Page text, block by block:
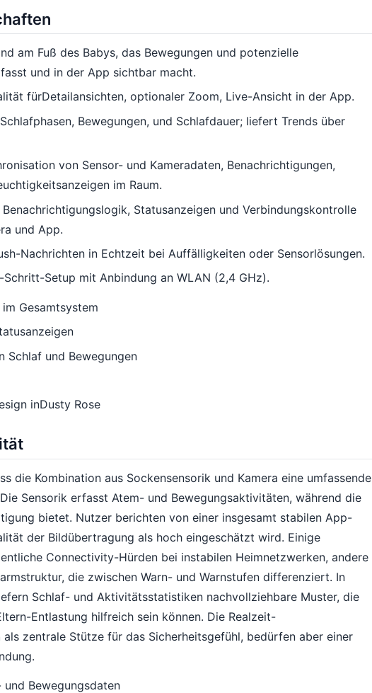
am Fuß des Babys, das Bewegungen und potenzielle
und in der App sichtbar macht.
fürDetailansichten, optionaler Zoom, Live-Ansicht in der App.
Bewegungen, und Schlafdauer; liefert Trends über
von Sensor- und Kameradaten, Benachrichtigungen,
im Raum.
Statusanzeigen und Verbindungskontrolle
und App.
Nachrichten in Echtzeit bei Auffälligkeiten oder Sensorlösungen.
Setup mit Anbindung an WLAN (2,4 GHz).
Gesamtsystem
Schlaf und Bewegungen
inDusty Rose
die Kombination aus Sockensensorik und Kamera eine umfassende
Sensorik erfasst Atem- und Bewegungsaktivitäten, während die
bietet. Nutzer berichten von einer insgesamt stabilen App-
der Bildübertragung als hoch eingeschätzt wird. Einige
Connectivity-Hürden bei instabilen Heimnetzwerken, andere
die zwischen Warn- und Warnstufen differenziert. In
Schlaf- und Aktivitätsstatistiken nachvollziehbare Muster, die
Entlastung hilfreich sein können. Die Realzeit-
zentrale Stütze für das Sicherheitsgefühl, bedürfen aber einer
Bewegungsdaten